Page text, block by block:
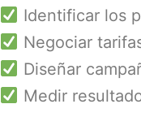
Identificar los
Negociar
Diseñar
Medir